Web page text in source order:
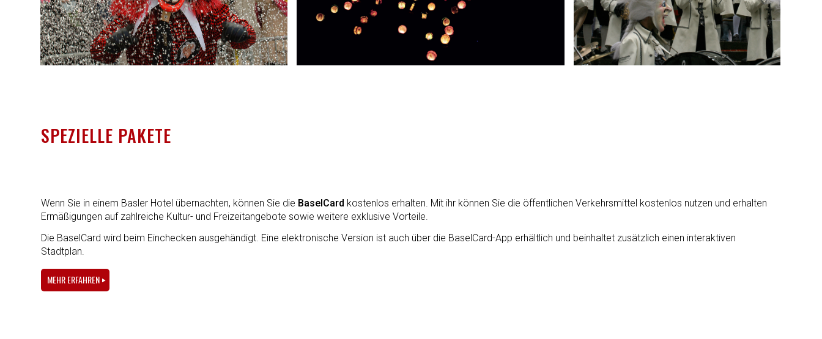
SPEZIELLE PAKETE
Wenn Sie in einem Basler Hotel übernachten, können Sie die BaselCard kostenlos erhalten. Mit ihr können Sie die öffentlichen Verkehrsmittel kostenlos nutzen und erhalten
Ermäßigungen auf zahlreiche Kultur- und Freizeitangebote sowie weitere exklusive Vorteile.
Die BaselCard wird beim Einchecken ausgehändigt. Eine elektronische Version ist auch über die BaselCard-App erhältlich und beinhaltet zusätzlich einen interaktiven
Stadtplan.
MEHR ERFAHREN